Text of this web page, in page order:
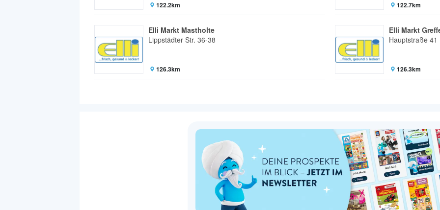
122.2km 122.7km
Elli Markt Mastholte
Lippstädter Str. 36-38
126.3km
Elli Markt
Hauptstraße 41
126.3km